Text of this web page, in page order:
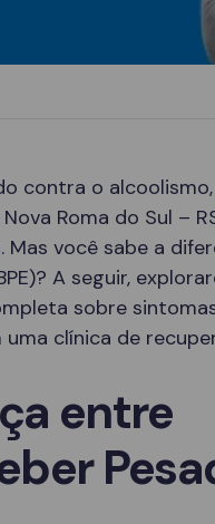
contra o alcoolismo,
Roma do Sul –
você sabe a
A seguir,
sobre
clínica de
entre